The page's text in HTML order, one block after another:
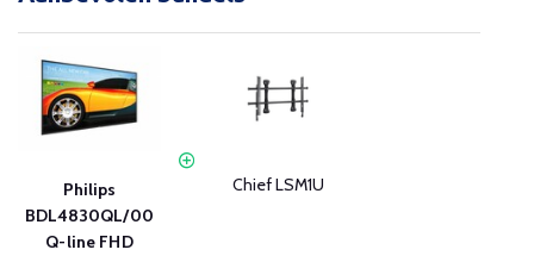
Philips
BDL4830QL/00
Q-line FHD
Chief LSM1U